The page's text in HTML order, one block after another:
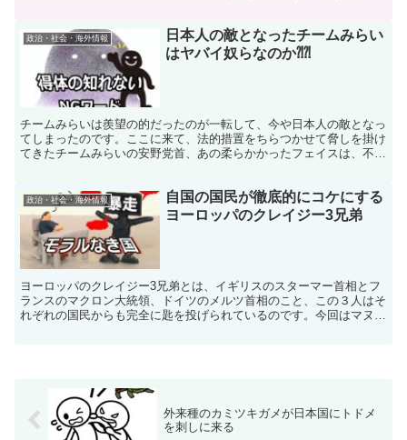
政治・社会・海外情報
日本人の敵となったチームみらい
はヤバイ奴らなのか⁈⁈
チームみらいは羨望の的だったのが一転して、今や日本人の敵となっ
てしまったのです。ここに来て、法的措置をちらつかせて脅しを掛け
てきたチームみらいの安野党首、あの柔らかかったフェイスは、不気
政治・社会・海外情報
自国の国民が徹底的にコケにする
ヨーロッパのクレイジー3兄弟
ヨーロッパのクレイジー3兄弟とは、イギリスのスターマー首相とフ
ランスのマクロン大統領、ドイツのメルツ首相のこと、この３人はそ
れぞれの国民からも完全に匙を投げられているのです。今回はマヌケ
外来種のカミツキガメが日本国にトドメ
を刺しに来る